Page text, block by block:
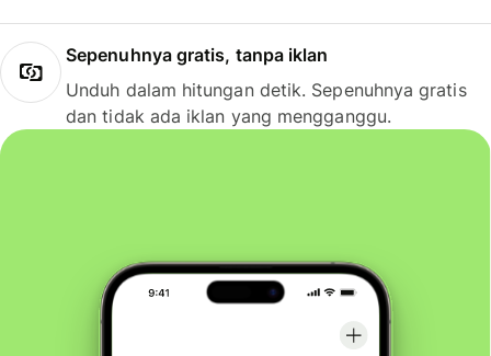
Sepenuhnya gratis, tanpa iklan
Unduh dalam hitungan detik. Sepenuhnya gratis
dan tidak ada iklan yang mengganggu.